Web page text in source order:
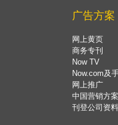
广告方案
网上黄页
商务专刊
Now TV
Now.com及
网上推广
中国营销方案
刊登公司资料